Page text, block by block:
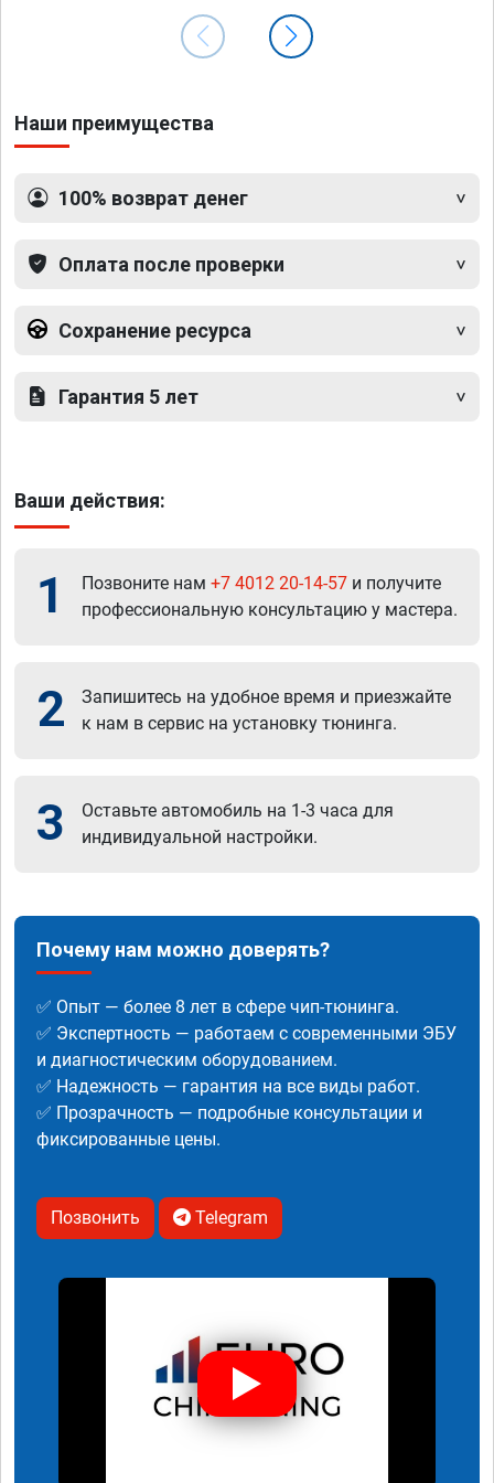
Наши преимущества
100% возврат денег
Оплата после проверки
Сохранение ресурса
Гарантия 5 лет
Ваши действия:
1 Позвоните нам +7 4012 20-14-57 и получите
профессиональную консультацию у мастера.
2
Запишитесь на удобное время и приезжайте
к нам в сервис на установку тюнинга.
3
Оставьте автомобиль на 1-3 часа для
индивидуальной настройки.
Почему нам можно доверять?
✅ Опыт — более 8 лет в сфере чип-тюнинга.
✅ Экспертность — работаем с современными ЭБУ
и диагностическим оборудованием.
✅ Надежность — гарантия на все виды работ.
✅ Прозрачность — подробные консультации и
фиксированные цены.
Позвонить Telegram